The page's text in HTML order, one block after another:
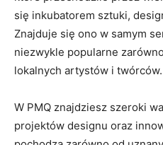
się inkubatorem sztuki,
Znajduje się ono w samym
niezwykle popularne⁢
lokalnych artystów i ​twórców.
W PMQ znajdziesz szeroki
projektów designu oraz​